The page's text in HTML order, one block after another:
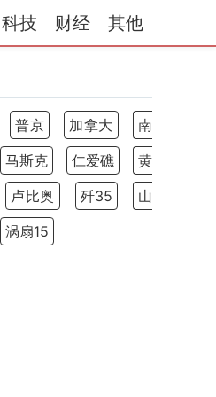
科技 财经 其他
普京 加拿大
南
马斯克 仁爱礁
黄
卢比奥 歼35
山
涡扇15